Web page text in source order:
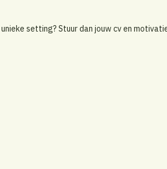
setting? Stuur dan jouw cv en